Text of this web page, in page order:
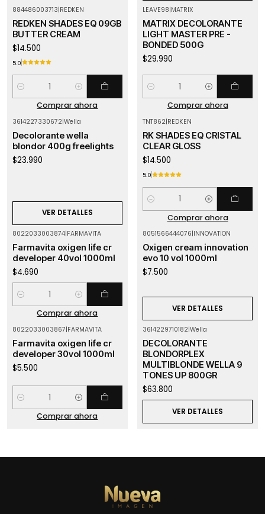
884486003713|REDKEN
REDKEN SHADES EQ 09GB
BUTTER CREAM
$14.500
5.0
Cantidad
Comprar ahora
LEAVE98|MATRIX
MATRIX DECOLORANTE
LIGHT MASTER PRE -
BONDED 500G
$29.990
Cantidad
Comprar ahora
3614227330672|Wella
Decolorante wella
blondor 400g freelights
$23.990
VER DETALLES
TNT862|REDKEN
RK SHADES EQ CRISTAL
CLEAR GLOSS
$14.500
5.0
Cantidad
Comprar ahora
8022033003874|FARMAVITA
Farmavita oxigen life cr
developer 40vol 1000ml
$4.690
Cantidad
Comprar ahora
8051566444076|INNOVATION
Oxigen cream innovation
evo 10 vol 1000ml
$7.500
VER DETALLES
8022033003867|FARMAVITA
Farmavita oxigen life cr
developer 30vol 1000ml
$5.500
Cantidad
Comprar ahora
3614229710182|Wella
DECOLORANTE
BLONDORPLEX
MULTIBLONDE WELLA 9
TONES UP 800GR
$63.800
VER DETALLES